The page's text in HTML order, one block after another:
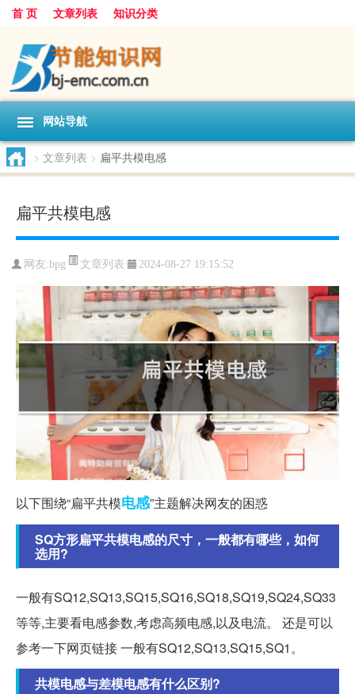
首 页 文章列表 知识分类
网站导航
> 文章列表 > 扁平共模电感
扁平共模电感
网友:bpg 文章列表 2024-08-27 19:15:52
以下围绕“扁平共模电感”主题解决网友的困惑
SQ方形扁平共模电感的尺寸，一般都有哪些，如何
选用?
一般有SQ12,SQ13,SQ15,SQ16,SQ18,SQ19,SQ24,SQ33
等等,主要看电感参数,考虑高频电感,以及电流。 还是可以
参考一下网页链接 一般有SQ12,SQ13,SQ15,SQ1。
共模电感与差模电感有什么区别?